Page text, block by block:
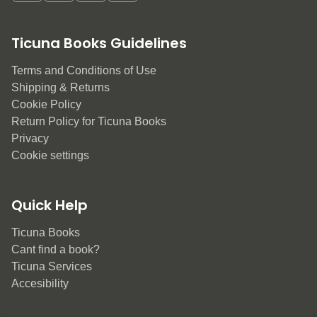
Ticuna Books Guidelines
Terms and Conditions of Use
Shipping & Returns
Cookie Policy
Return Policy for Ticuna Books
Privacy
Cookie settings
Quick Help
Ticuna Books
Cant find a book?
Ticuna Services
Accesibility